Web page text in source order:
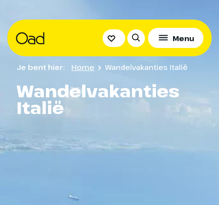
Menu
Wandelvakanties
Italië
Je bent hier: Home Wandelvakanties Italië